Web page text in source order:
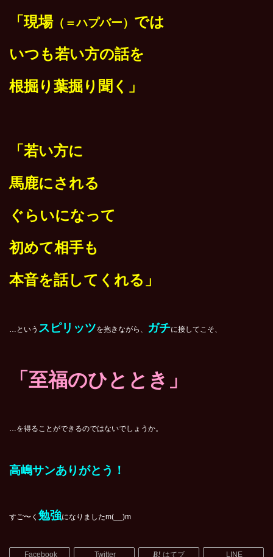
「現場（＝ハプバー） では
いつも若い方の話を
根掘り葉掘り聞く」
「若い方に
馬鹿にされる
ぐらいになって
初めて相手も
本音を話してくれる」
…という スピリッツを抱きながら、 ガチに接してこそ、
「至福のひととき」
…を得ることができるのではないでしょうか。
高嶋サンありがとう！
すご〜く 勉強になりましたm(__)m
Facebook Twitter はてブ LINE